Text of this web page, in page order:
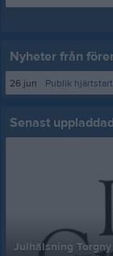
Nyheter från
26 jun Publik
Senast
Julhälsning